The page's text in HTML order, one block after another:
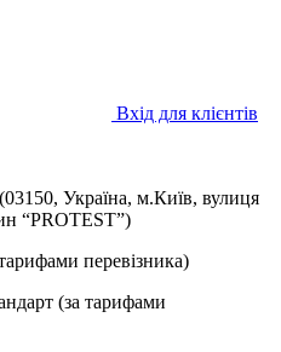
Вхід для клієнтів
Україна, м.Київ, вулиця
“PROTEST”)
перевізника)
(за тарифами